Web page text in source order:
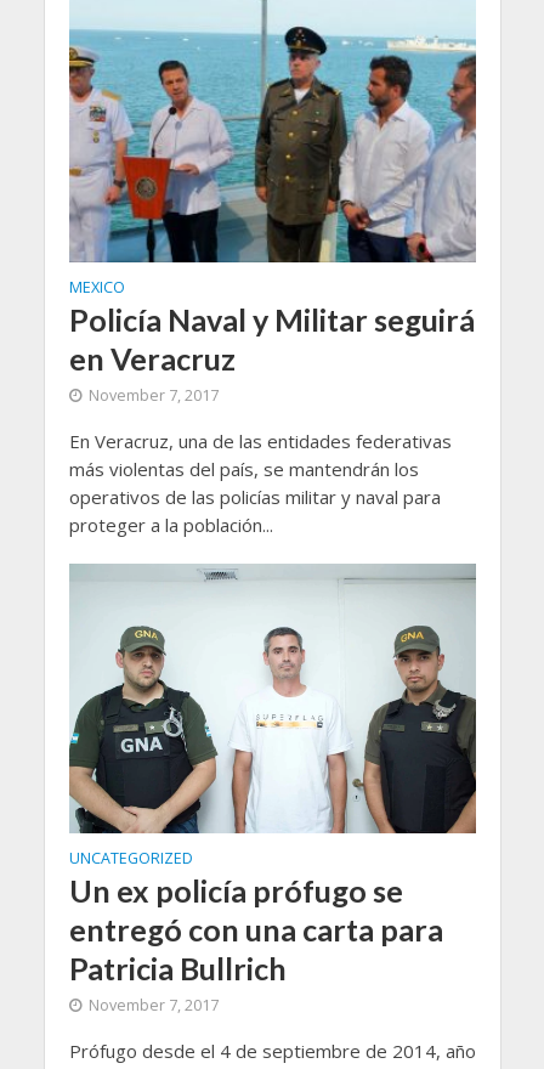
MEXICO
Policía Naval y Militar seguirá
en Veracruz
November 7, 2017
En Veracruz, una de las entidades federativas
más violentas del país, se mantendrán los
operativos de las policías militar y naval para
proteger a la población...
UNCATEGORIZED
Un ex policía prófugo se
entregó con una carta para
Patricia Bullrich
November 7, 2017
Prófugo desde el 4 de septiembre de 2014, año